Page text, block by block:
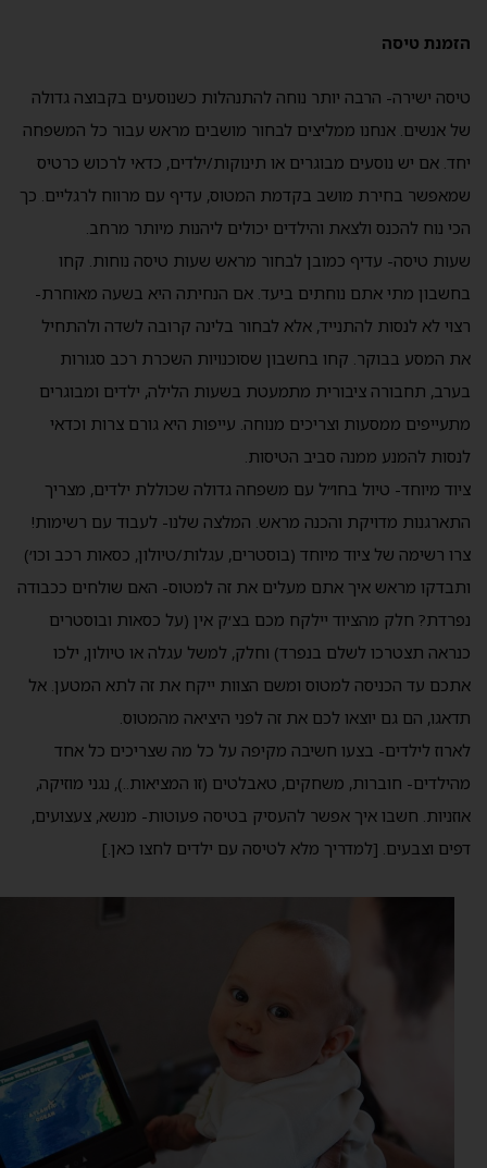
הזמנת טיסה
טיסה ישירה- הרבה יותר נוחה להתנהלות כשנוסעים בקבוצה גדולה
של אנשים. אנחנו ממליצים לבחור מושבים מראש עבור כל המשפחה
יחד. אם יש נוסעים מבוגרים או תינוקות/ילדים, כדאי לרכוש כרטיס
שמאפשר בחירת מושב בקדמת המטוס, עדיף עם מרווח לרגליים. כך
הכי נוח להכנס ולצאת והילדים יכולים ליהנות מיותר מרחב.
שעות טיסה- עדיף כמובן לבחור מראש שעות טיסה נוחות. קחו
בחשבון מתי אתם נוחתים ביעד. אם הנחיתה היא בשעה מאוחרת-
רצוי לא לנסות להתנייד, אלא לבחור בלינה קרובה לשדה ולהתחיל
את המסע בבוקר. קחו בחשבון שסוכנויות השכרת רכב סגורות
בערב, תחבורה ציבורית מתמעטת בשעות הלילה, ילדים ומבוגרים
מתעייפים ממסעות וצריכים מנוחה. עייפות היא גורם צרות וכדאי
לנסות להמנע ממנה סביב הטיסות.
ציוד מיוחד- טיול בחו״ל עם משפחה גדולה שכוללת ילדים, מצריך
התארגנות מדויקת והכנה מראש. המלצה שלנו- לעבוד עם רשימות!
צרו רשימה של ציוד מיוחד (בוסטרים, עגלות/טיולון, כסאות רכב וכו׳)
ותבדקו מראש איך אתם מעלים את זה למטוס- האם שולחים ככבודה
נפרדת? חלק מהציוד יילקח מכם בצ׳ק אין (על כסאות ובוסטרים
כנראה תצטרכו לשלם בנפרד) וחלק, למשל עגלה או טיולון, ילכו
אתכם עד הכניסה למטוס ומשם הצוות ייקח את זה לתא המטען. אל
תדאגו, הם גם יוצאו לכם את זה לפני היציאה מהמטוס.
לארוז לילדים- בצעו חשיבה מקיפה על כל מה שצריכים כל אחד
מהילדים- חוברות, משחקים, טאבלטים (זו המציאות..), נגני מוזיקה,
אוזניות. חשבו איך אפשר להעסיק בטיסה פעוטות- מנשא, צעצועים,
דפים וצבעים. [למדריך מלא לטיסה עם ילדים לחצו כאן.]